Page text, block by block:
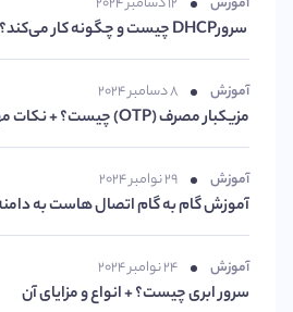
سرورDHCP چیست و چگونه کار می‌کند؟
آموزش ۸ دسامبر ۲۰۲۴
مزیکبار مصرف (OTP) چیست؟ + نکات مهم
آموزش ۲۹ نوامبر ۲۰۲۴
آموزش گام به گام اتصال هاست به
آموزش ۲۴ نوامبر ۲۰۲۴
سرور ابری چیست؟ + انواع و مزایای آن